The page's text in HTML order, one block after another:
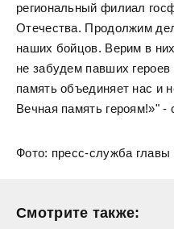
региональный филиал
Отечества. Продолжим
наших бойцов. Верим в
не забудем павших
память объединяет нас и
Вечная память героям!»" -
Фото: пресс-служба
Смотрите также: